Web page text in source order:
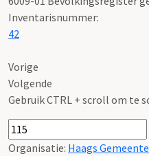
Inventarisnummer:
42
Vorige
Volgende
Gebruik CTRL + scroll om te
Organisatie: Haags